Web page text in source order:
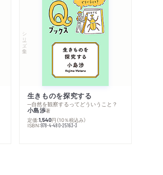
シリーズ・全集
生きものを探究する
─自然を観察するってどういうこと？
小島渉著
定価:1,540円 （10％税込み）
ISBN:978-4-480-25163-3